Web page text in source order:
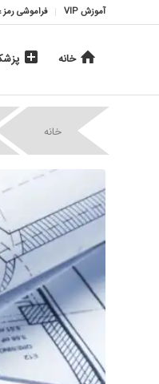
آموزش VIP فراموشی رمز
خانه
خانه